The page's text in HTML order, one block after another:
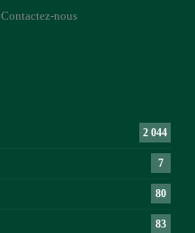
Contactez-nous
2 044
7
80
83